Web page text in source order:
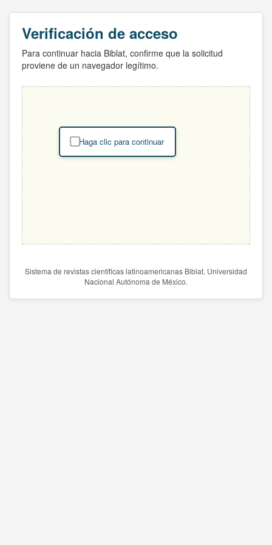
Verificación de acceso
Para continuar hacia Biblat, confirme que la solicitud
proviene de un navegador legítimo.
Haga clic para continuar
Sistema de revistas científicas latinoamericanas Biblat. Universidad
Nacional Autónoma de México.